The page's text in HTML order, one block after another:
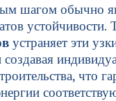
шагом обычно
устраняет эти
что